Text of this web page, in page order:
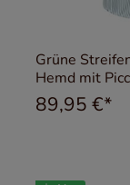
Grüne
Hemd mit
89,95 €*